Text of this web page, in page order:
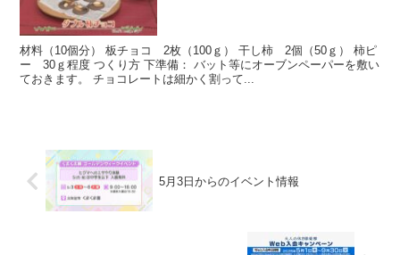
材料（10個分） 板チョコ 2枚（100ｇ） 干し柿 2個（50ｇ） 柿ピ
ー 30ｇ程度 つくり方 下準備： バット等にオーブンペーパーを敷い
ておきます。 チョコレートは細かく割って...
5月3日からのイベント情報